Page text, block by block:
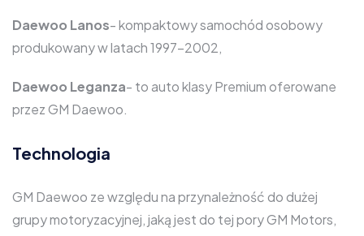
Daewoo Lanos- kompaktowy samochód osobowy
produkowany w latach 1997-2002,
Daewoo Leganza- to auto klasy Premium oferowane
przez GM Daewoo.
Technologia
GM Daewoo ze względu na przynależność do dużej
grupy motoryzacyjnej, jaką jest do tej pory GM Motors,